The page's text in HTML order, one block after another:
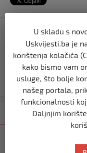
objava
Borbe diljem
24 sata poginulo
Zapad strahuje:
Kategorija
SDA
U skladu s
Uskvijesti.ba je
korištenja kolačića
kako bismo vam
usluge, što bolje
našeg portala,
funkcionalnosti
Daljnjim